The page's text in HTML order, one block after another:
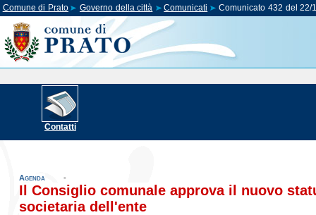
Comune di Prato Governo della città Comunicati Comunicato 432 del 22/
Contatti
Agenda -
Il Consiglio comunale approva il nuovo
societaria dell'ente